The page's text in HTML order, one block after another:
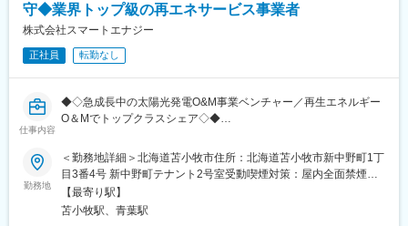
して、安定した業績を続けています。
◇今後の事業拡大を見据え、さらなる組織強化を目指していま
に取り組む当社で、ぜひご活躍ください。
苫小牧市は北海道の中央部、太平洋側に面した街で北海道で4番目
に人口の多い街です。
もアクセスしやすい立地にあります。
夏の平均気温は、21度前後と涼しいです。
冬は晴れの日が多く、北海道の中でもトップクラスに少ない降雪
量です。
守◆業界トップ級の再エネサービス事業者
株式会社スマートエナジー
正社員 転勤なし
仕事内容
◆◇急成長中の太陽光発電O&M事業ベンチャー／再生エネルギー
O＆Mでトップクラスシェア◇◆
■募集背景：
当社は、太陽光発電のメンテナンス分野において国内シェアNo.1
を誇る企業です。（業界誌『PVeye』2025年5月号より）
現在は、全国350名以上の体制で、再生可能エネルギープラント
の O&M（運用・保守）事業を展開。安定した発電を支えるメンテ
勤務地
＜勤務地詳細＞北海道苫小牧市住所：北海道苫小牧市新中野町1丁
目3番4号 新中野町テナント2号室受動喫煙対策：屋内全面禁煙変
更の範囲：会社の定める事業所
【最寄り駅】
苫小牧駅、青葉駅